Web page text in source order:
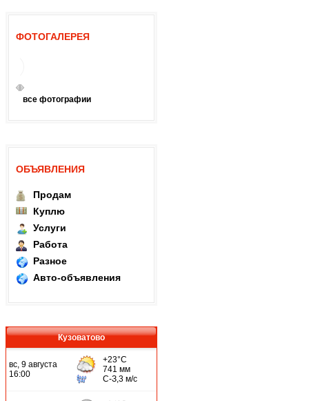
ФОТОГАЛЕРЕЯ
все фотографии
ОБЪЯВЛЕНИЯ
Продам
Куплю
Услуги
Работа
Разное
Авто-объявления
Кузоватово